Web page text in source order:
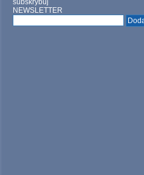
subskrybuj
NEWSLETTER